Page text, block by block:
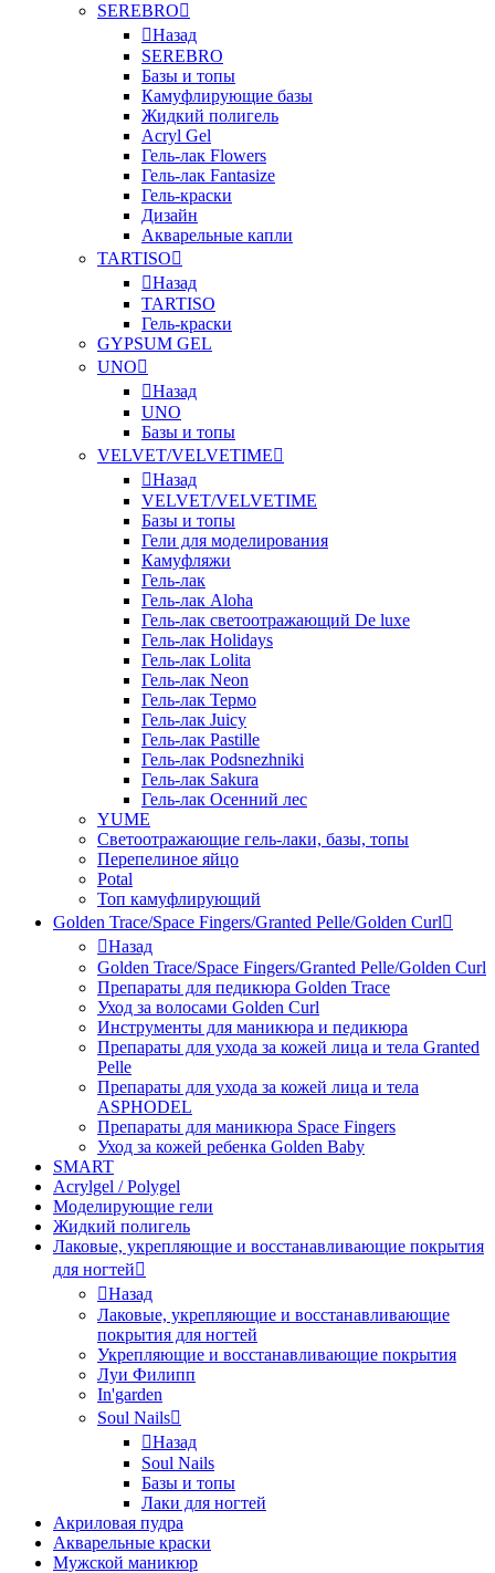
SEREBRO
Назад
SEREBRO
Базы и топы
Камуфлирующие базы
Жидкий полигель
Acryl Gel
Гель-лак Flowers
Гель-лак Fantasize
Гель-краски
Дизайн
Акварельные капли
TARTISO
Назад
TARTISO
Гель-краски
GYPSUM GEL
UNO
Назад
UNO
Базы и топы
VELVET/VELVETIME
Назад
VELVET/VELVETIME
Базы и топы
Гели для моделирования
Камуфляжи
Гель-лак
Гель-лак Aloha
Гель-лак светоотражающий De luxe
Гель-лак Holidays
Гель-лак Lolita
Гель-лак Neon
Гель-лак Термо
Гель-лак Juicy
Гель-лак Pastille
Гель-лак Podsnezhniki
Гель-лак Sakura
Гель-лак Осенний лес
YUME
Светоотражающие гель-лаки, базы, топы
Перепелиное яйцо
Potal
Топ камуфлирующий
Golden Trace/Space Fingers/Granted Pelle/Golden Curl
Назад
Golden Trace/Space Fingers/Granted Pelle/Golden Curl
Препараты для педикюра Golden Trace
Уход за волосами Golden Curl
Инструменты для маникюра и педикюра
Препараты для ухода за кожей лица и тела Granted
Pelle
Препараты для ухода за кожей лица и тела
ASPHODEL
Препараты для маникюра Space Fingers
Уход за кожей ребенка Golden Baby
SMART
Acrylgel / Polygel
Моделирующие гели
Жидкий полигель
Лаковые, укрепляющие и восстанавливающие покрытия
для ногтей
Назад
Лаковые, укрепляющие и восстанавливающие
покрытия для ногтей
Укрепляющие и восстанавливающие покрытия
Луи Филипп
In'garden
Soul Nails
Назад
Soul Nails
Базы и топы
Лаки для ногтей
Акриловая пудра
Акварельные краски
Мужской маникюр